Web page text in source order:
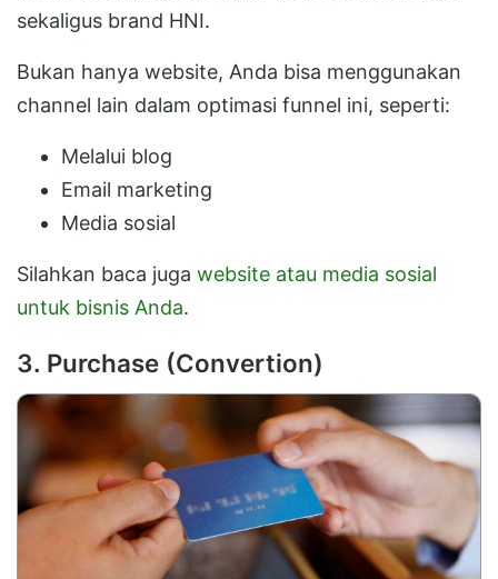
sekaligus brand HNI.
Bukan hanya website, Anda bisa menggunakan
channel lain dalam optimasi funnel ini, seperti:
Melalui blog
Email marketing
Media sosial
Silahkan baca juga website atau media sosial
untuk bisnis Anda.
3. Purchase (Convertion)